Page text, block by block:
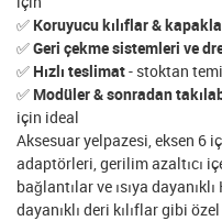
✅ Koruyucu kılıflar &
✅Geri çekme sistemleri ve
✅ Hızlı teslimat- stoktan
✅ Modüler & sonradan
için ideal
Aksesuar yelpazesi, eksen 6
adaptörleri, gerilim azaltıcı
bağlantılar ve ısıya
dayanıklı deri kılıflar gibi